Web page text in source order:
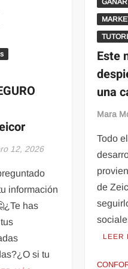
12, 2026
información
has
si tu
Este
una
Mara
Todo
de
LEER